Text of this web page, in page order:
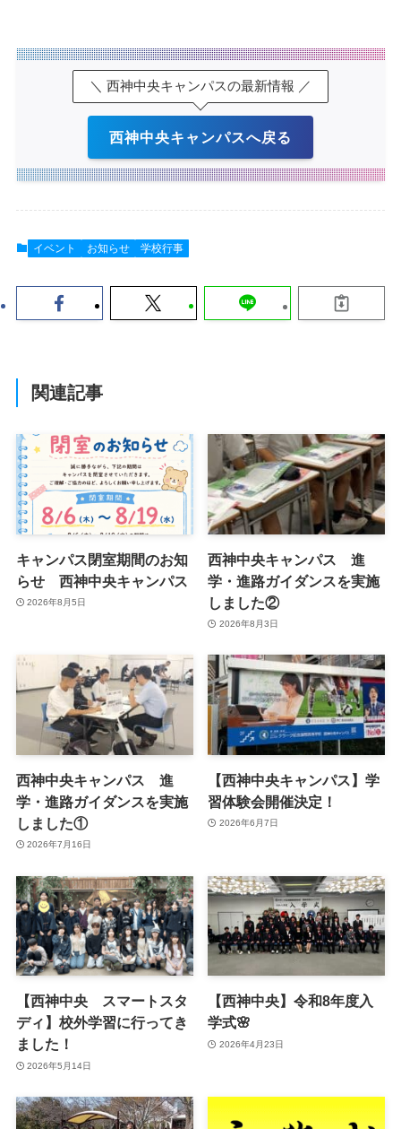
＼ 西神中央キャンパスの最新情報 ／
西神中央キャンパスへ戻る
イベント お知らせ 学校行事
関連記事
キャンパス閉室期間のお知
らせ 西神中央キャンパス
2026年8月5日
西神中央キャンパス 進
学・進路ガイダンスを実施
しました②
2026年8月3日
西神中央キャンパス 進
学・進路ガイダンスを実施
しました①
2026年7月16日
【西神中央キャンパス】学
習体験会開催決定！
2026年6月7日
【西神中央 スマートスタ
ディ】校外学習に行ってき
ました！
2026年5月14日
【西神中央】令和8年度入
学式🌸
2026年4月23日